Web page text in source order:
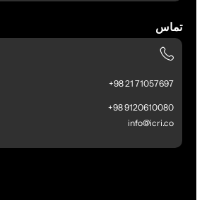
تماس
71057697 21 98+
9120610080 98+
info@icri.co